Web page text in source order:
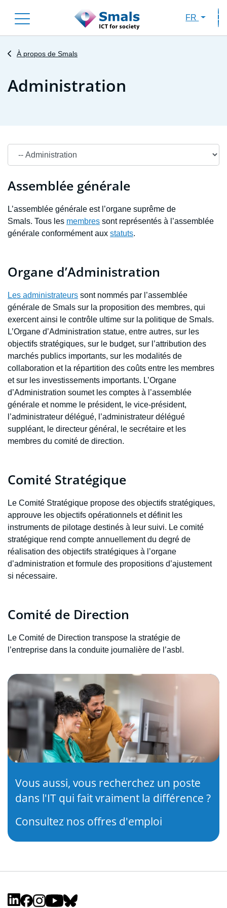
to
main
FR
À propos de Smals
Administration
Main navigation primary
Assemblée générale
L’assemblée générale est l’organe suprême de
Smals. Tous les membres sont représentés à l’assemblée
générale conformément aux statuts.
Organe d’Administration
Les administrateurs sont nommés par l’assemblée
générale de Smals sur la proposition des membres, qui
exercent ainsi le contrôle ultime sur la politique de Smals.
L’Organe d’Administration statue, entre autres, sur les
objectifs stratégiques, sur le budget, sur l’attribution des
marchés publics importants, sur les modalités de
collaboration et la répartition des coûts entre les membres
et sur les investissements importants. L’Organe
d’Administration soumet les comptes à l’assemblée
générale et nomme le président, le vice-président,
l’administrateur délégué, l’administrateur délégué
suppléant, le directeur général, le secrétaire et les
membres du comité de direction.
Comité Stratégique
Le Comité Stratégique propose des objectifs stratégiques,
approuve les objectifs opérationnels et définit les
instruments de pilotage destinés à leur suivi. Le comité
stratégique rend compte annuellement du degré de
réalisation des objectifs stratégiques à l’organe
d’administration et formule des propositions d’ajustement
si nécessaire.
Comité de Direction
Le Comité de Direction transpose la stratégie de
l’entreprise dans la conduite journalière de l’asbl.
Vous aussi, vous recherchez un poste
dans l'IT qui fait vraiment la différence ?
Consultez nos offres d'emploi